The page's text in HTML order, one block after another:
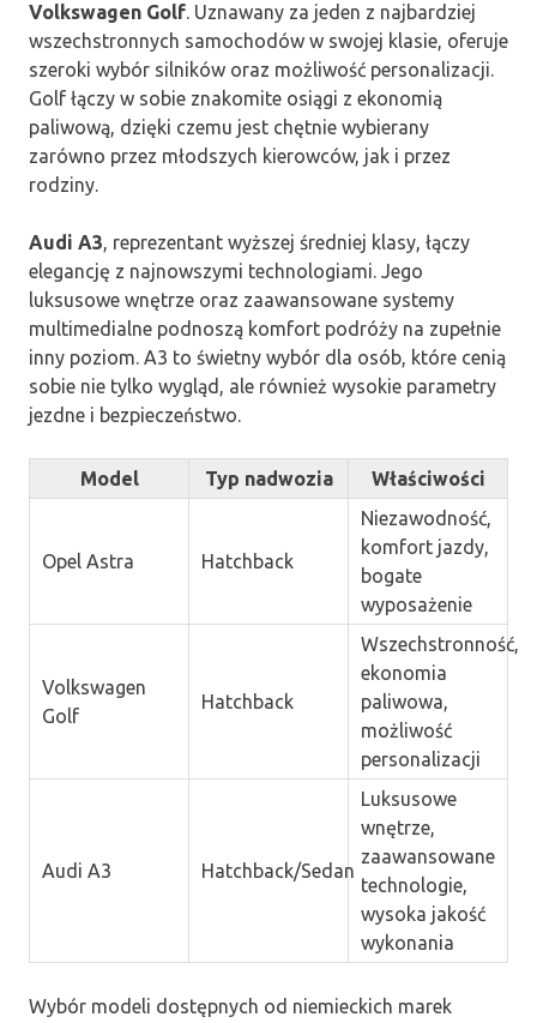
Volkswagen Golf. Uznawany za jeden z najbardziej
wszechstronnych samochodów w swojej klasie, oferuje
szeroki wybór silników oraz możliwość personalizacji.
Golf łączy w sobie znakomite osiągi z ekonomią
paliwową, dzięki czemu jest chętnie wybierany
zarówno przez młodszych kierowców, jak i przez
rodziny.
Audi A3, reprezentant wyższej średniej klasy, łączy
elegancję z najnowszymi technologiami. Jego
luksusowe wnętrze oraz zaawansowane systemy
multimedialne podnoszą komfort podróży na zupełnie
inny poziom. A3 to świetny wybór dla osób, które cenią
sobie nie tylko wygląd, ale również wysokie parametry
jezdne i bezpieczeństwo.
Model Typ nadwozia Właściwości
Opel Astra Hatchback
Niezawodność,
komfort jazdy,
bogate
wyposażenie
Volkswagen
Golf
Hatchback
Wszechstronność,
ekonomia
paliwowa,
możliwość
personalizacji
Audi A3 Hatchback/Sedan
Luksusowe
wnętrze,
zaawansowane
technologie,
wysoka jakość
wykonania
Wybór modeli dostępnych od niemieckich marek